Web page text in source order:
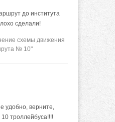
до института
сделали!
схемы движения
№ 10"
удобно, верните,
троллейбуса!!!!